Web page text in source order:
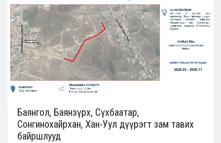
Баянгол, Баянзүрх, Сүхбаатар,
Сонгинохайрхан, Хан-Уул дүүрэгт зам тавих
байршлууд